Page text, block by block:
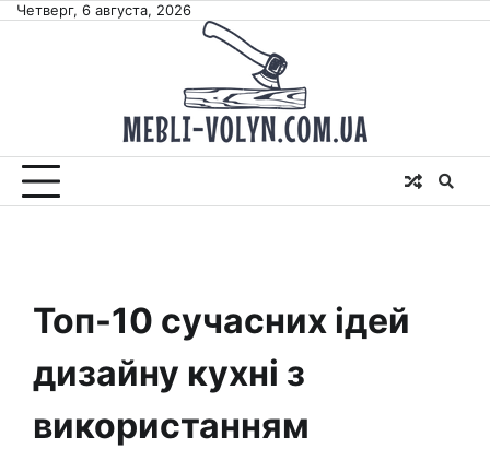
SkipЧетверг, 6 августа, 2026
Топ-10 сучасних ідей
дизайну кухні з
використанням